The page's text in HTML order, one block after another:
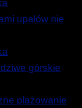
upałów nie
górskie
plażowanie